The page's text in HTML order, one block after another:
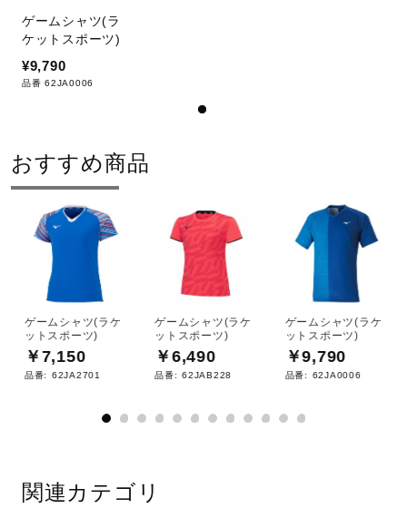
発売シーズン
2020年春夏
ゲームシャツ(ラ
ケットスポーツ)
¥9,790
品番 62JA0006
おすすめ商品
ゲームシャツ(ラケ
ットスポーツ)
￥7,150
品番: 62JA2701
ゲームシャツ(ラケ
ットスポーツ)
￥6,490
品番: 62JAB228
ゲームシャツ(ラケ
ットスポーツ)
￥9,790
品番: 62JA0006
関連カテゴリ